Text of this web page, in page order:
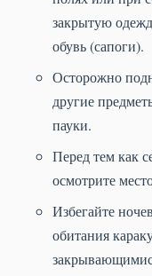
закрытую
обувь (сапоги).
Осторожно
другие
пауки.
Перед тем как
осмотрите
Избегайте
обитания